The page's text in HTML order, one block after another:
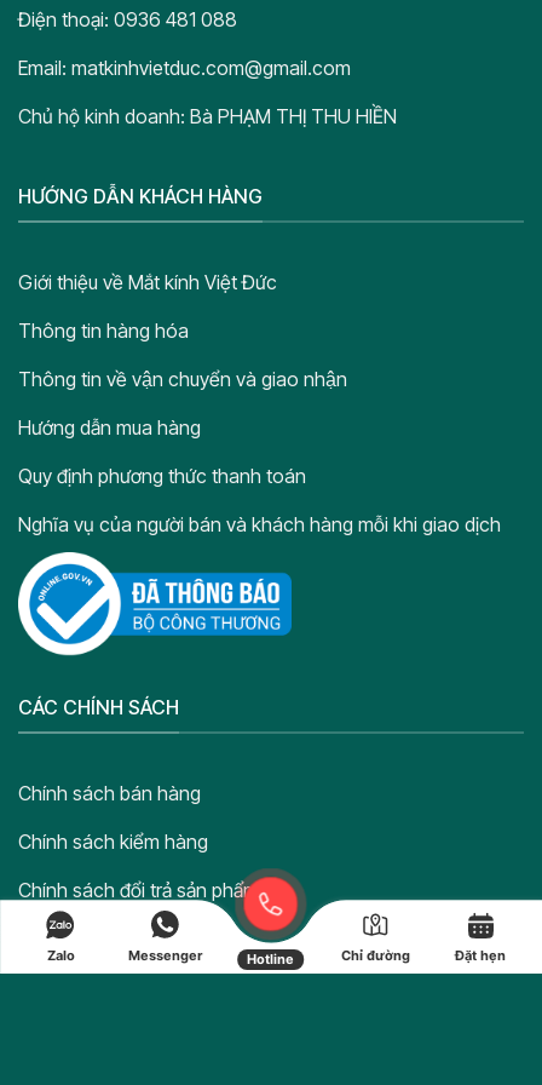
Điện thoại: 0936 481 088
Email: matkinhvietduc.com@gmail.com
Chủ hộ kinh doanh: Bà PHẠM THỊ THU HIỀN
HƯỚNG DẪN KHÁCH HÀNG
Giới thiệu về Mắt kính Việt Đức
Thông tin hàng hóa
Thông tin về vận chuyển và giao nhận
Hướng dẫn mua hàng
Quy định phương thức thanh toán
Nghĩa vụ của người bán và khách hàng mỗi khi giao dịch
CÁC CHÍNH SÁCH
Chính sách bán hàng
Chính sách kiểm hàng
Chính sách đổi trả sản phẩm
Chính sách hoàn tiền
Zalo Messenger Hotline Chỉ đường Đặt hẹn